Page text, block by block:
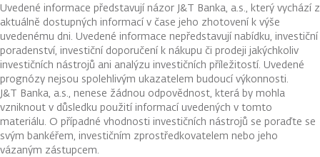
Uvedené informace představují názor J&T Banka, a.s., který vychází z
aktuálně dostupných informací v čase jeho zhotovení k výše
uvedenému dni. Uvedené informace nepředstavují nabídku, investiční
poradenství, investiční doporučení k nákupu či prodeji jakýchkoliv
investičních nástrojů ani analýzu investičních příležitostí. Uvedené
prognózy nejsou spolehlivým ukazatelem budoucí výkonnosti.
J&T Banka, a.s., nenese žádnou odpovědnost, která by mohla
vzniknout v důsledku použití informací uvedených v tomto
materiálu. O případné vhodnosti investičních nástrojů se poraďte se
svým bankéřem, investičním zprostředkovatelem nebo jeho
vázaným zástupcem.